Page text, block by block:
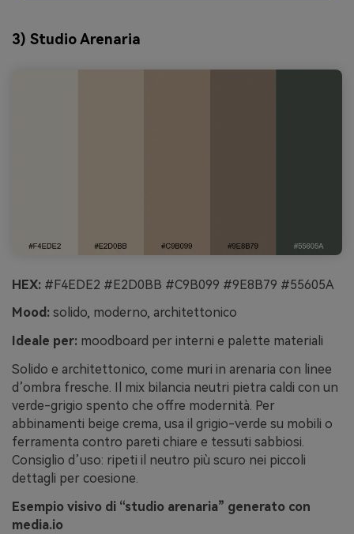
3) Studio Arenaria
HEX: #F4EDE2 #E2D0BB #C9B099 #9E8B79 #55605A
Mood: solido, moderno, architettonico
Ideale per: moodboard per interni e palette materiali
Solido e architettonico, come muri in arenaria con linee
d’ombra fresche. Il mix bilancia neutri pietra caldi con un
verde-grigio spento che offre modernità. Per
abbinamenti beige crema, usa il grigio-verde su mobili o
ferramenta contro pareti chiare e tessuti sabbiosi.
Consiglio d’uso: ripeti il neutro più scuro nei piccoli
dettagli per coesione.
Esempio visivo di “studio arenaria” generato con
media.io